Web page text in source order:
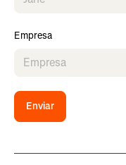
Empresa
Enviar